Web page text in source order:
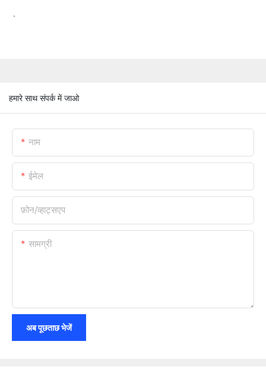
.
हमारे साथ संपर्क में जाओ
नाम
ईमेल
फ़ोन/व्हाट्सएप
सामग्री
अब पूछताछ भेजें